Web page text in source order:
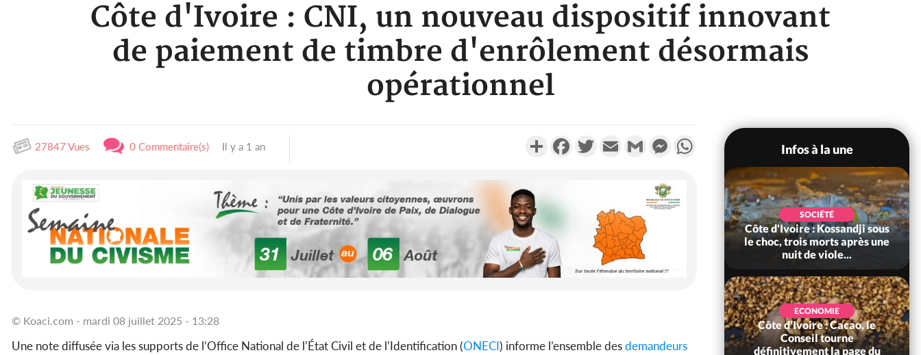
Côte d'Ivoire : CNI, un nouveau dispositif innovant
de paiement de timbre d'enrôlement désormais
opérationnel
27847 Vues 0 Commentaire(s) Il y a 1 an PartagerFacebookTwitterEmail Gmail MessengerWhatsApp
© Koaci.com - mardi 08 juillet 2025 - 13:28
Une note diffusée via les supports de l’Office National de l’État Civil et de l’Identification (ONECI) informe l’ensemble desdemandeurs
Infos à la une
POLITIQUE
Côte d'Ivoire : Indépendance
2026, Yopougon coeur
battant de la célébration...
société civile, le
SOCIÉTÉ
Côte d'Ivoire : Kossandji sous
le choc, trois morts après une
nuit de viole...
ECONOMIE
Côte d'Ivoire : Cacao, le
Conseil tourne
définitivement la page du